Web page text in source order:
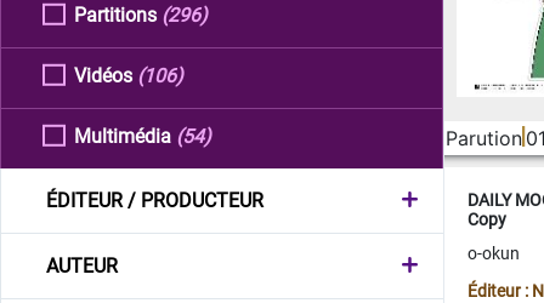
Partitions (296)
Vidéos (106)
Multimédia (54)
ÉDITEUR / PRODUCTEUR
AUTEUR
Parution
DAILY
Copy
o-okun
Éditeur :